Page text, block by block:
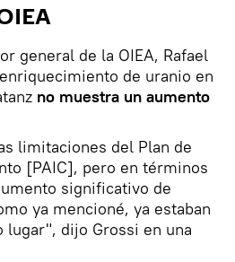
general de la OIEA, Rafael
de uranio en
no muestra un aumento
limitaciones del Plan de
[PAIC], pero en términos
significativo de
ya mencioné, ya estaban
lugar", dijo Grossi en una